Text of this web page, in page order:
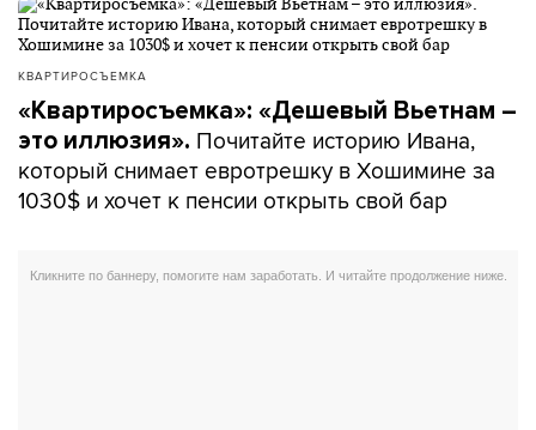
КВАРТИРОСЪЕМКА
«Квартиросъемка»: «Дешевый Вьетнам –
это иллюзия». Почитайте историю Ивана,
который снимает евротрешку в Хошимине за
1030$ и хочет к пенсии открыть свой бар